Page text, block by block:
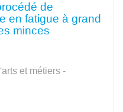
de
en fatigue à grand
minces
et métiers -